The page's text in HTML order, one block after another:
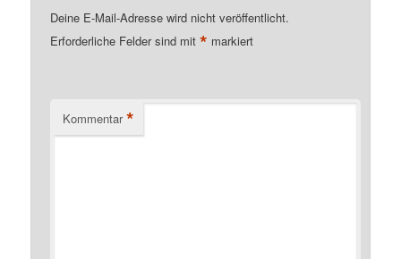
Deine E-Mail-Adresse wird nicht veröffentlicht.
Erforderliche Felder sind mit* markiert
Kommentar *